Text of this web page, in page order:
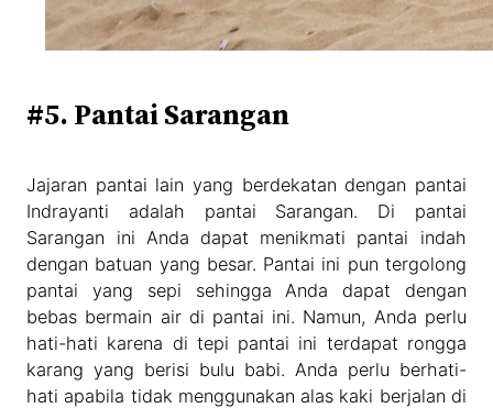
#5. Pantai Sarangan
Jajaran pantai lain yang berdekatan dengan pantai
Indrayanti adalah pantai Sarangan. Di pantai
Sarangan ini Anda dapat menikmati pantai indah
dengan batuan yang besar. Pantai ini pun tergolong
pantai yang sepi sehingga Anda dapat dengan
bebas bermain air di pantai ini. Namun, Anda perlu
hati-hati karena di tepi pantai ini terdapat rongga
karang yang berisi bulu babi. Anda perlu berhati-
hati apabila tidak menggunakan alas kaki berjalan di